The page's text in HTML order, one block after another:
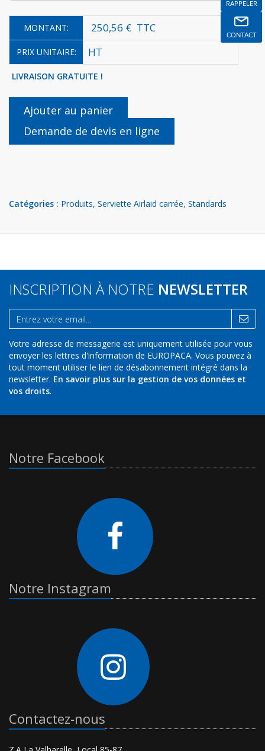
MONTANT: 250,56 € TTC
PRIX UNITAIRE: HT
LIVRAISON GRATUITE !
Ajouter au panier
Demande de devis en ligne
Catégories : Produits, Serviette Airlaid carrée, Standards
INSCRIPTION À NOTRE NEWSLETTER
Votre adresse de messagerie est uniquement utilisée pour vous
envoyer les lettres d'information de EUROPACA. Vous pouvez à
tout moment utiliser le lien de désabonnement intégré dans la
newsletter. En savoir plus sur la gestion de vos données et
vos droits.
Notre Facebook
Notre Instagram
Contactez-nous
RAPPELER
CONTACT